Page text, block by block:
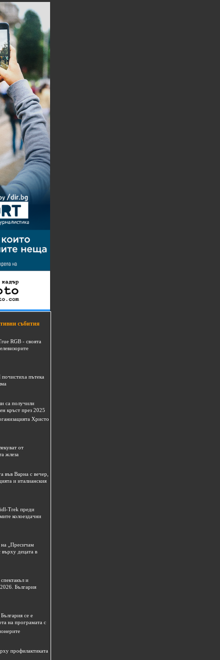
събития
RGB - своята
пътека
са получили
кръст през 2025
Христо
от
жлеза
във Варна с вечер,
и италианския
Trek преди
колоездачни
на „Пресичам
децата в
и
България
се е
на програмата с
профилактиката